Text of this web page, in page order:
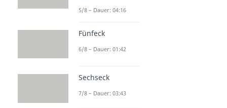
5/8 – Dauer: 04:16
Fünfeck
6/8 – Dauer: 01:42
Sechseck
7/8 – Dauer: 03:43